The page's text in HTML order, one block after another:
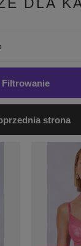
Filtrowanie
strona